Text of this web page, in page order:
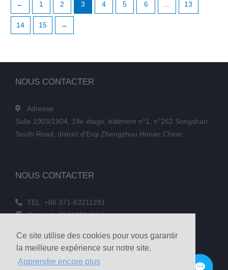
Ce site utilise des cookies pour vous garantir
la meilleure expérience sur notre site.
Apprendre encore plus
← 1 2 3 4 5 6 … 13
14 15 →
NOUS CONTACTER
TEL: +86 371-63211281
Courriel : 3241038404@qq.com
Téléphone : +86 18039336686
NOUS CONTACTER
Adresse
Salle 1903/1904, 19e étage, bâtiment n°1, n°262 Songshan
South Road, district d'Erqi Zhengzhou Henan Chine